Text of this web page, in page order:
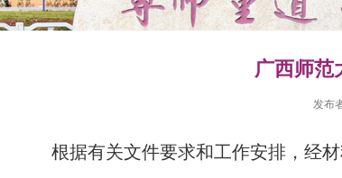
广西师范
发布
根据有关文件要求和工作安排，经